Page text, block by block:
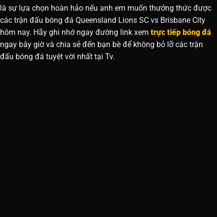
là sự lựa chọn hoàn hảo nếu anh em muốn thưởng thức được
các trận đấu bóng đá Queensland Lions SC vs Brisbane City
hôm nay. Hãy ghi nhớ ngay đường link xem trực tiếp bóng đá
ngay bây giờ và chia sẻ đến bạn bè để không bỏ lỡ các trận
đấu bóng đá tuyệt vời nhất tại Tv.